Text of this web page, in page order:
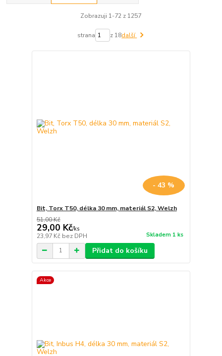
Zobrazuji 1-72 z 1257
strana z 18další
- 43 %
Bit, Torx T50, délka 30 mm, materiál S2, Welzh
51,00 Kč
29,00 Kč/ks
23,97 Kč bez DPH Skladem 1 ks
Přidat do košíku
Akce